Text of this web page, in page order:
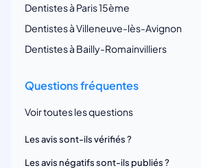
Dentistes à Paris 15ème
Dentistes à Villeneuve-lès-Avignon
Dentistes à Bailly-Romainvilliers
Questions fréquentes
Voir toutes les questions
Les avis sont-ils vérifiés ?
Les avis négatifs sont-ils publiés ?